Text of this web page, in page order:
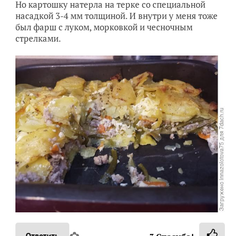
Но картошку натерла на терке со специальной
насадкой 3-4 мм толщиной. И внутри у меня тоже
был фарш с луком, морковкой и чесночным
стрелками.